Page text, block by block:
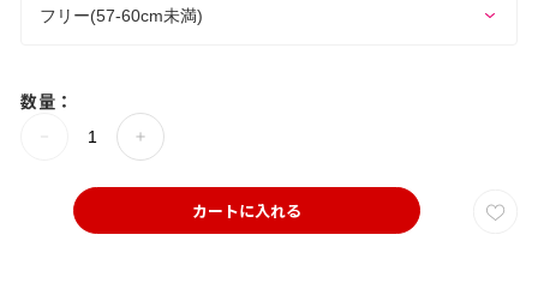
数量：
カートに入れる